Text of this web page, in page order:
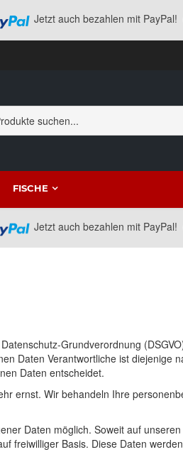
Jetzt auch bezahlen mit PayPal!
FISCHE
Jetzt auch bezahlen mit PayPal!
Grundverordnung
Daten Verantwortliche ist diejenige
Daten entscheidet.
ernst. Wir behandeln Ihre
Daten möglich. Soweit auf
freiwilliger Basis. Diese Daten